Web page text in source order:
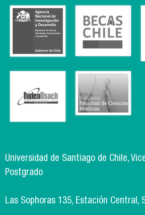
Universidad de Santiago de Chile,
Postgrado
Las Sophoras 135, Estación Central,